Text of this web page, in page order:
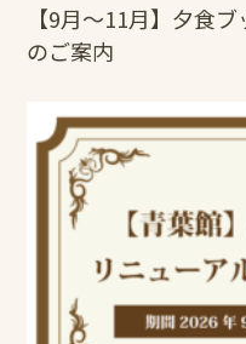
【9月～11月】夕食
のご案内